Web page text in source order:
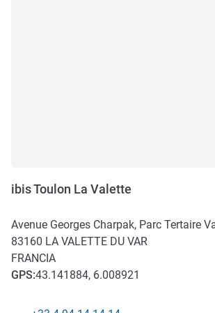
ibis Toulon La Valette
Avenue Georges Charpak, Parc Tertaire
83160 LA VALETTE DU VAR
FRANCIA
GPS:43.141884, 6.008921